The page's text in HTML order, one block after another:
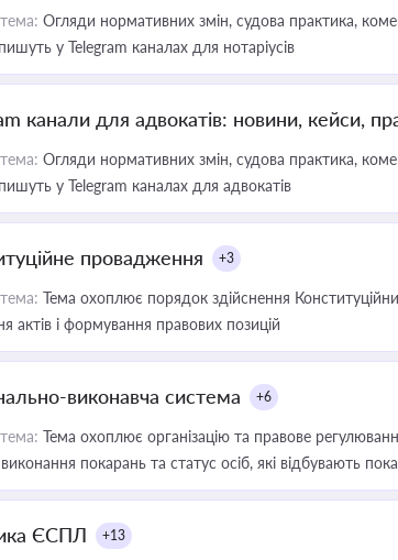
Огляди нормативних змін, судова практика,
у Telegram каналах для нотаріусів
канали для адвокатів: новини, кейси,
Огляди нормативних змін, судова практика,
у Telegram каналах для адвокатів
провадження +3
Тема охоплює порядок здійснення
актів і формування правових позицій
виконавча система +6
Тема охоплює організацію та правове
покарань та статус осіб, які відбувають
ЄСПЛ +13